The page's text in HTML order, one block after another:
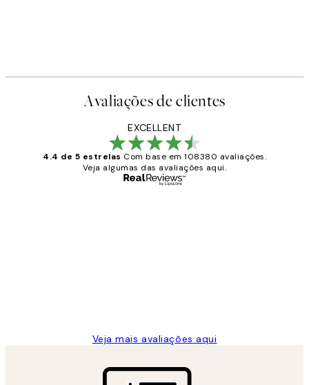
Avaliações de clientes
EXCELLENT
4.4 de 5 estrelas Com base em 108380 avaliações.
Veja algumas das avaliações aqui.
Veja mais avaliações aqui